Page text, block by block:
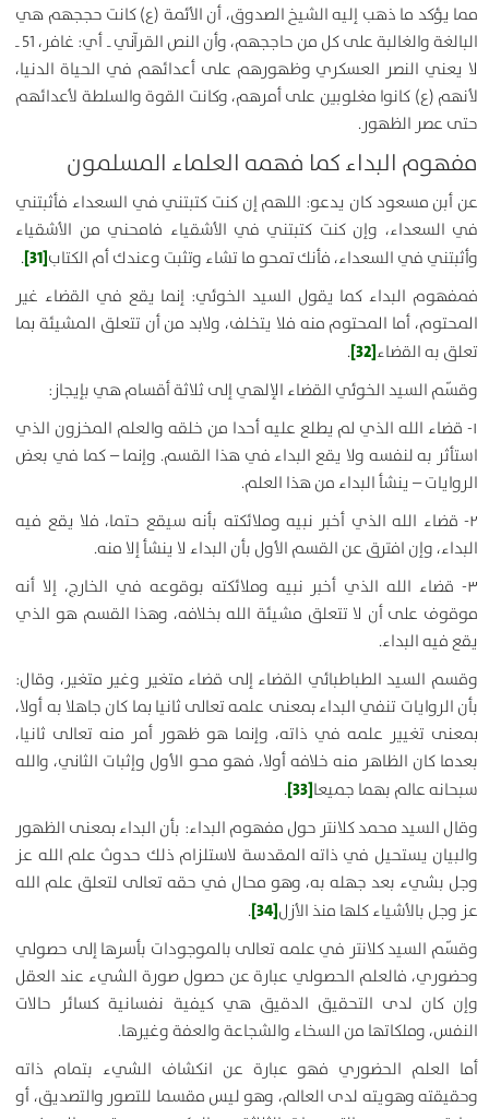
مما يؤكد ما ذهب إليه الشيخ الصدوق، أن الأئمة (ع) كانت حججهم هي
البالغة والغالبة على كل من حاججهم، وأن النص القرآني ـ أي: غافر، 51 ـ
لا يعني النصر العسكري وظهورهم على أعدائهم في الحياة الدنيا،
لأنهم (ع) كانوا مغلوبين على أمرهم، وكانت القوة والسلطة لأعدائهم
حتى عصر الظهور.
مفهوم البداء كما فهمه العلماء المسلمون
عن أبن مسعود كان يدعو: اللهم إن كنت كتبتني في السعداء فأثبتني
في السعداء، وإن كنت كتبتني في الأشقياء فامحني من الأشقياء
وأثبتني في السعداء، فأنك تمحو ما تشاء وتثبت وعندك أم الكتاب[31]
.
فمفهوم البداء كما يقول السيد الخوئي: إنما يقع في القضاء غير
المحتوم، أما المحتوم منه فلا يتخلف، ولابد من أن تتعلق المشيئة بما
تعلق به القضاء[32]
.
وقسّم السيد الخوئي القضاء الإلهي إلى ثلاثة أقسام هي بإيجاز:
۱- قضاء الله الذي لم يطلع عليه أحدا من خلقه والعلم المخزون الذي
استأثر به لنفسه ولا يقع البداء في هذا القسم. وإنما – كما في بعض
الروايات – ينشأ البداء من هذا العلم.
۲- قضاء الله الذي أخبر نبيه وملائكته بأنه سيقع حتما، فلا يقع فيه
البداء، وإن افترق عن القسم الأول بأن البداء لا ينشأ إلا منه.
۳- قضاء الله الذي أخبر نبيه وملائكته بوقوعه في الخارج، إلا أنه
موقوف على أن لا تتعلق مشيئة الله بخلافه، وهذا القسم هو الذي
يقع فيه البداء.
وقسم السيد الطباطبائي القضاء إلى قضاء متغير وغير متغير، وقال:
بأن الروايات تنفي البداء بمعنى علمه تعالى ثانيا بما كان جاهلا به أولا،
بمعنى تغيير علمه في ذاته، وإنما هو ظهور أمر منه تعالى ثانيا،
بعدما كان الظاهر منه خلافه أولا، فهو محو الأول وإثبات الثاني، والله
سبحانه عالم بهما جميعا[33]
.
وقال السيد محمد كلانتر حول مفهوم البداء: بأن البداء بمعنى الظهور
والبيان يستحيل في ذاته المقدسة لاستلزام ذلك حدوث علم الله عز
وجل بشيء بعد جهله به، وهو محال في حقه تعالى لتعلق علم الله
عز وجل بالأشياء كلها منذ الأزل[34]
.
وقسّم السيد كلانتر في علمه تعالى بالموجودات بأسرها إلى حصولي
وحضوري، فالعلم الحصولي عبارة عن حصول صورة الشيء عند العقل
وإن كان لدى التحقيق الدقيق هي كيفية نفسانية كسائر حالات
النفس، وملكاتها من السخاء والشجاعة والعفة وغيرها.
أما العلم الحضوري فهو عبارة عن انكشاف الشيء بتمام ذاته
وحقيقته وهويته لدى العالم، وهو ليس مقسما للتصور والتصديق، أو